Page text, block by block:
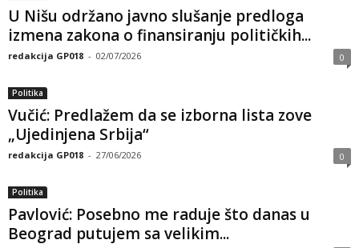
U Nišu održano javno slušanje predloga
izmena zakona o finansiranju političkih...
redakcija GP018 - 02/07/2026 0
Politika
Vučić: Predlažem da se izborna lista zove
„Ujedinjena Srbija“
redakcija GP018 - 27/06/2026 0
Politika
Pavlović: Posebno me raduje što danas u
Beograd putujem sa velikim...